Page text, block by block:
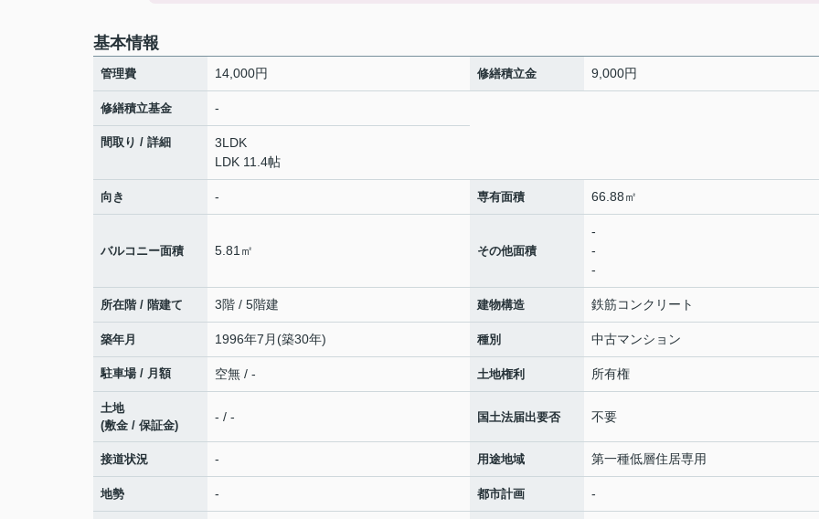
基本情報
管理費 14,000円 修繕積立金 9,000円
修繕積立基金 -
間取り / 詳細
3LDK
LDK 11.4帖
向き - 専有面積 66.88㎡
バルコニー面積 5.81㎡ その他面積
-
-
-
所在階 / 階建て 3階 / 5階建 建物構造 鉄筋コンクリート
築年月 1996年7月(築30年) 種別 中古マンション
駐車場 / 月額 空無 / - 土地権利 所有権
土地
(敷金 / 保証金)
- / - 国土法届出要否 不要
接道状況 - 用途地域 第一種低層住居専用
地勢 - 都市計画 -